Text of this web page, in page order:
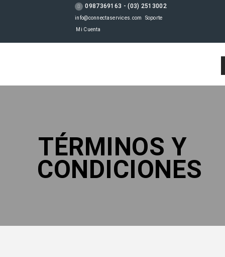
0987369163 - (03) 2513002
info@connectaservices.com Soporte
Mi Cuenta
TÉRMINOS Y
CONDICIONES